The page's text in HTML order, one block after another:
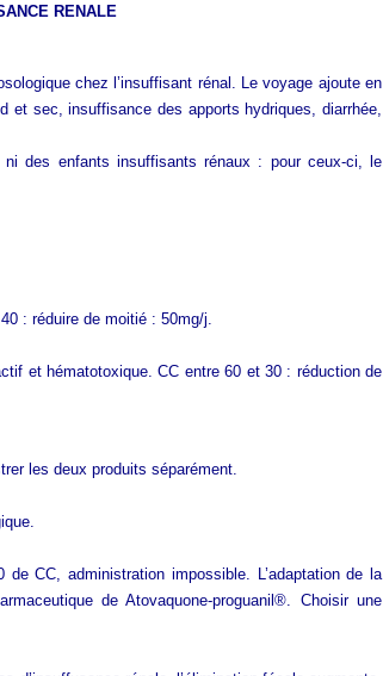
RENALE
chez l’insuffisant rénal. Le voyage ajoute en
et sec, insuffisance des apports hydriques, diarrhée,
ni des enfants insuffisants rénaux : pour ceux-ci, le
: réduire de moitié : 50mg/j.
et hématotoxique. CC entre 60 et 30 : réduction de
les deux produits séparément.
CC, administration impossible. L’adaptation de la
de Atovaquone-proguanil®. Choisir une